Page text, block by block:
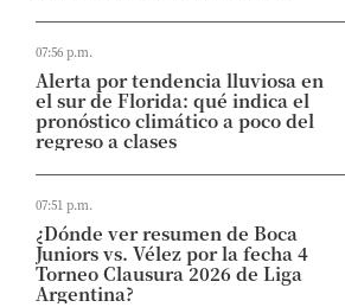
07:56 p.m.
Alerta por tendencia lluviosa en
el sur de Florida: qué indica el
pronóstico climático a poco del
regreso a clases
07:51 p.m.
¿Dónde ver resumen de Boca
Juniors vs. Vélez por la fecha 4
Torneo Clausura 2026 de Liga
Argentina?